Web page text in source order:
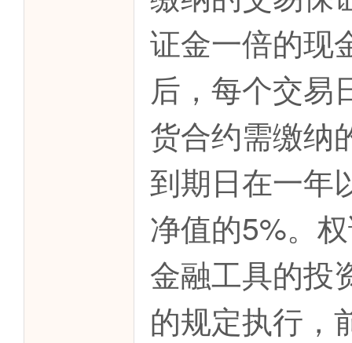
证金一倍的现
后，每个交易
货合约需缴纳
到期日在一年
净值的5%。
金融工具的投
的规定执行，